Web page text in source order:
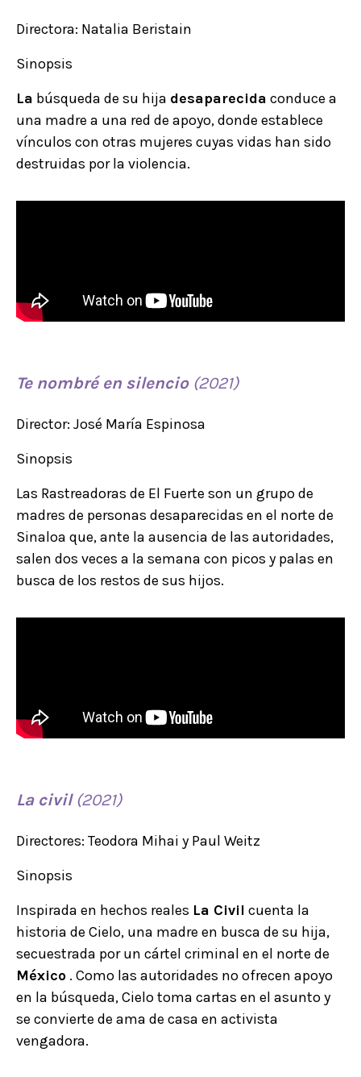
Directora: Natalia Beristain
Sinopsis
La búsqueda de su hija desaparecida conduce a
una madre a una red de apoyo, donde establece
vínculos con otras mujeres cuyas vidas han sido
destruidas por la violencia.
Te nombré en silencio (2021)
Director: José María Espinosa
Sinopsis
Las Rastreadoras de El Fuerte son un grupo de
madres de personas desaparecidas en el norte de
Sinaloa que, ante la ausencia de las autoridades,
salen dos veces a la semana con picos y palas en
busca de los restos de sus hijos.
La civil(2021)
Directores: Teodora Mihai y Paul Weitz
Sinopsis
Inspirada en hechos reales La Civil cuenta la
historia de Cielo, una madre en busca de su hija,
secuestrada por un cártel criminal en el norte de
México . Como las autoridades no ofrecen apoyo
en la búsqueda, Cielo toma cartas en el asunto y
se convierte de ama de casa en activista
vengadora.